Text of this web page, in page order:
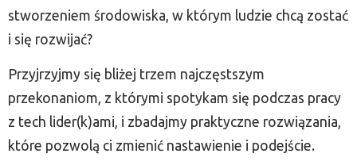
stworzeniem środowiska, w którym ludzie chcą zostać
i się rozwijać?
Przyjrzyjmy się bliżej trzem najczęstszym
przekonaniom, z którymi spotykam się podczas pracy
z tech lider(k)ami, i zbadajmy praktyczne rozwiązania,
które pozwolą ci zmienić nastawienie i podejście.